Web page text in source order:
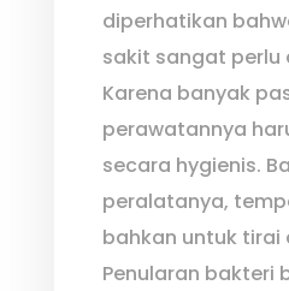
diperhatikan
sakit sangat perlu
Karena banyak
perawatannya
secara hygienis.
peralatanya,
bahkan untuk tirai
Penularan bakteri